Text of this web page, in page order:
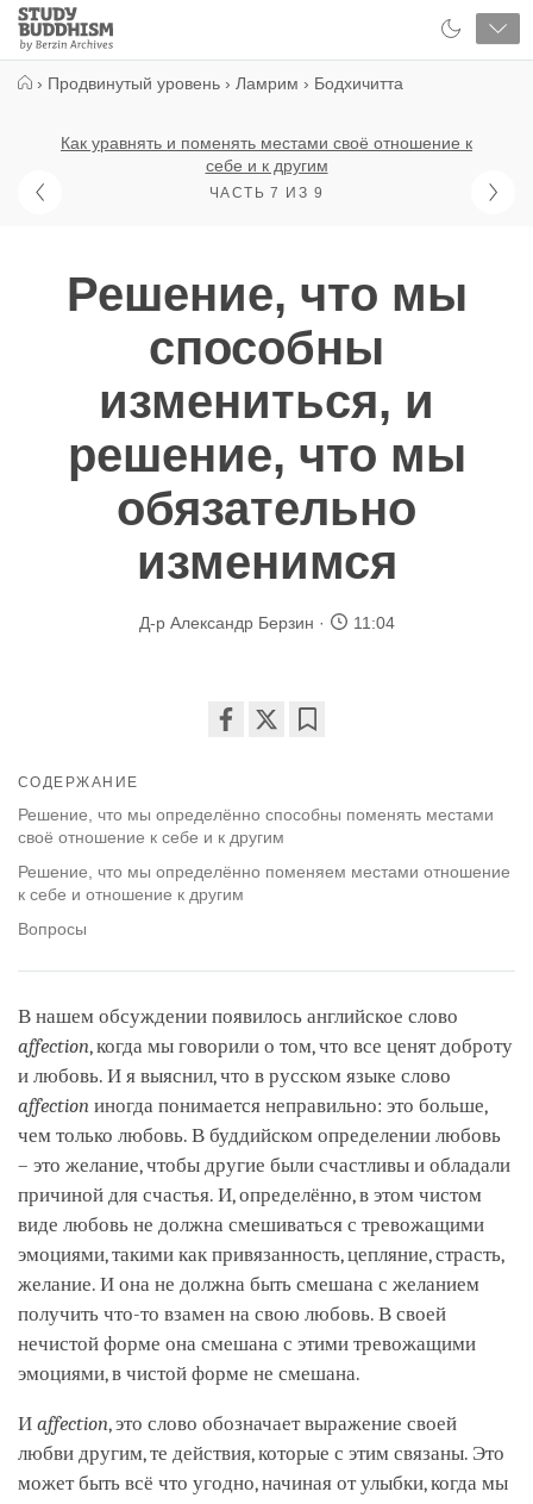
Close
Study
Buddhism
› Продвинутый уровень › Ламрим › Бодхичитта
Как уравнять и поменять местами своё отношение к
себе и к другим
ЧАСТЬ 7 ИЗ 9
Решение, что мы
способны
измениться, и
решение, что мы
обязательно
изменимся
Д-р Александр Берзин 11:04
facebook
СОДЕРЖАНИЕ
Решение, что мы определённо способны поменять местами
своё отношение к себе и к другим
Решение, что мы определённо поменяем местами отношение
к себе и отношение к другим
Вопросы
В нашем обсуждении появилось английское слово
affection, когда мы говорили о том, что все ценят доброту
и любовь. И я выяснил, что в русском языке слово
affection иногда понимается неправильно: это больше,
чем только любовь. В буддийском определении любовь
– это желание, чтобы другие были счастливы и обладали
причиной для счастья. И, определённо, в этом чистом
виде любовь не должна смешиваться с тревожащими
эмоциями, такими как привязанность, цепляние, страсть,
желание. И она не должна быть смешана с желанием
получить что-то взамен на свою любовь. В своей
нечистой форме она смешана с этими тревожащими
эмоциями, в чистой форме не смешана.
И affection, это слово обозначает выражение своей
любви другим, те действия, которые с этим связаны. Это
может быть всё что угодно, начиная от улыбки, когда мы